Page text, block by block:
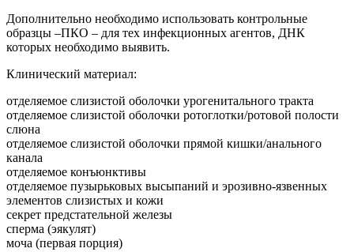
Дополнительно необходимо использовать контрольные
образцы –ПКО – для тех инфекционных агентов, ДНК
которых необходимо выявить.
Клинический материал:
отделяемое слизистой оболочки урогенитального тракта
отделяемое слизистой оболочки ротоглотки/ротовой полости
слюна
отделяемое слизистой оболочки прямой кишки/анального
канала
отделяемое конъюнктивы
отделяемое пузырьковых высыпаний и эрозивно-язвенных
элементов слизистых и кожи
секрет предстательной железы
сперма (эякулят)
моча (первая порция)